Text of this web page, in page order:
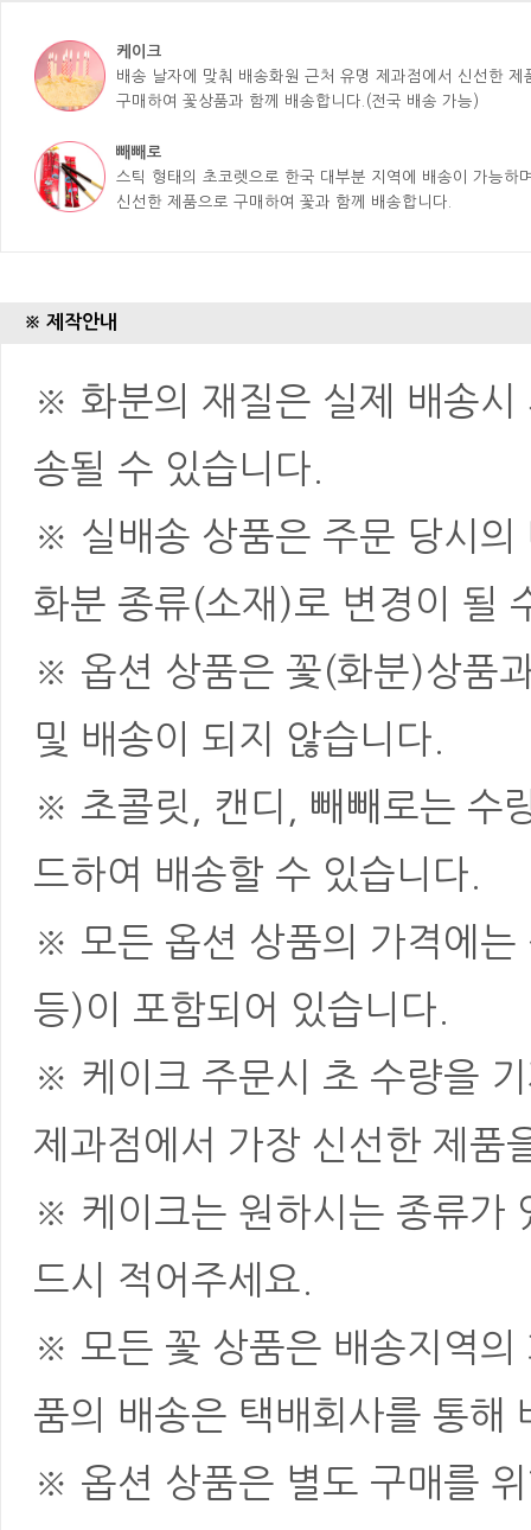
케이크
배송 날자에 맞춰 배송화원 근처 유명 제과점에서 신선한 제
구매하여 꽃상품과 함께 배송합니다.(전국 배송 가능)
빼빼로
스틱 형태의 초코렛으로 한국 대부분 지역에 배송이 가능하
신선한 제품으로 구매하여 꽃과 함께 배송합니다.
※ 제작안내
※ 화분의 재질은 실제 배송시
송될 수 있습니다.
※ 실배송 상품은 주문 당시의
화분 종류(소재)로 변경이 될
※ 옵션 상품은 꽃(화분)상품
및 배송이 되지 않습니다.
※ 초콜릿, 캔디, 빼빼로는 수
드하여 배송할 수 있습니다.
※ 모든 옵션 상품의 가격에는
등)이 포함되어 있습니다.
※ 케이크 주문시 초 수량을
제과점에서 가장 신선한 제품
※ 케이크는 원하시는 종류가
드시 적어주세요.
※ 모든 꽃 상품은 배송지역의
품의 배송은 택배회사를 통해
※ 옵션 상품은 별도 구매를